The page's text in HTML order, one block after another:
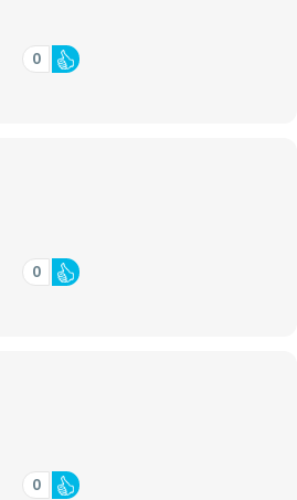
0
0
0